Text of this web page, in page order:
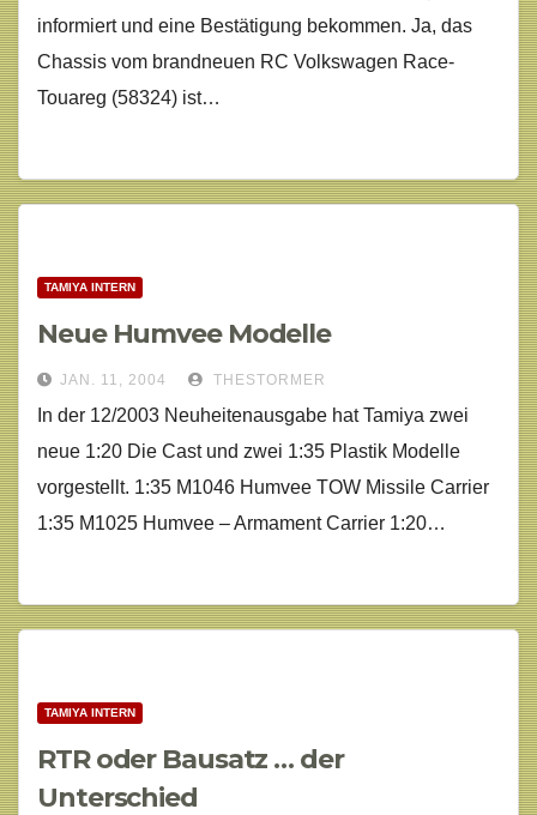
informiert und eine Bestätigung bekommen. Ja, das
Chassis vom brandneuen RC Volkswagen Race-
Touareg (58324) ist…
TAMIYA INTERN
Neue Humvee Modelle
JAN. 11, 2004 THESTORMER
In der 12/2003 Neuheitenausgabe hat Tamiya zwei
neue 1:20 Die Cast und zwei 1:35 Plastik Modelle
vorgestellt. 1:35 M1046 Humvee TOW Missile Carrier
1:35 M1025 Humvee – Armament Carrier 1:20…
TAMIYA INTERN
RTR oder Bausatz … der
Unterschied